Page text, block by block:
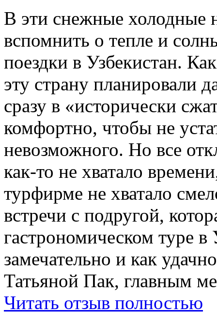
В эти снежные холодные
вспомнить о тепле и
поездки в Узбекистан.
эту страну планировали
сразу в «исторически
комфортно, чтобы не
невозможного. Но все
как-то не хватало
турфирме не хватало
встречи с подругой,
гастрономическом туре
замечательно и как
Татьяной Пак, главным
Читать отзыв полностью